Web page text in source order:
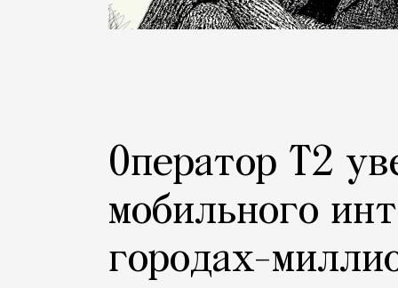
Оператор Т2
мобильного
городах-